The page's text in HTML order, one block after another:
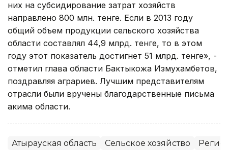
них на субсидирование затрат хозяйств
направлено 800 млн. тенге. Если в 2013 году
общий объем продукции сельского хозяйства
области составлял 44,9 млрд. тенге, то в этом
году этот показатель достигнет 51 млрд. тенге», -
отметил глава области Бактыкожа Измухамбетов,
поздравляя аграриев. Лучшим представителям
отрасли были вручены благодарственные письма
акима области.
Атырауская область Сельское хозяйство